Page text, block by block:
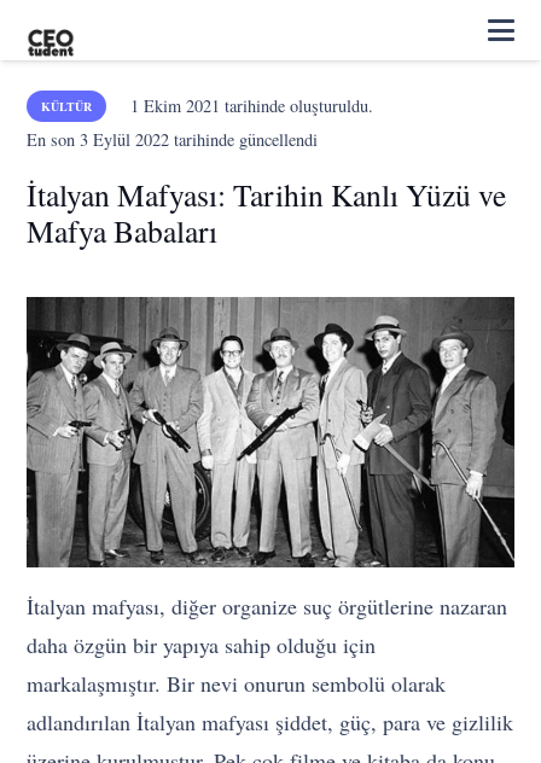
KÜLTÜR 1 Ekim 2021 tarihinde oluşturuldu.
En son3 Eylül 2022 tarihinde güncellendi
İtalyan Mafyası: Tarihin Kanlı Yüzü ve
Mafya Babaları
İtalyan mafyası, diğer organize suç örgütlerine nazaran
daha özgün bir yapıya sahip olduğu için
markalaşmıştır. Bir nevi onurun sembolü olarak
adlandırılan İtalyan mafyası şiddet, güç, para ve gizlilik